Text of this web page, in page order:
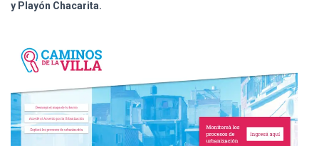
y Playón Chacarita.